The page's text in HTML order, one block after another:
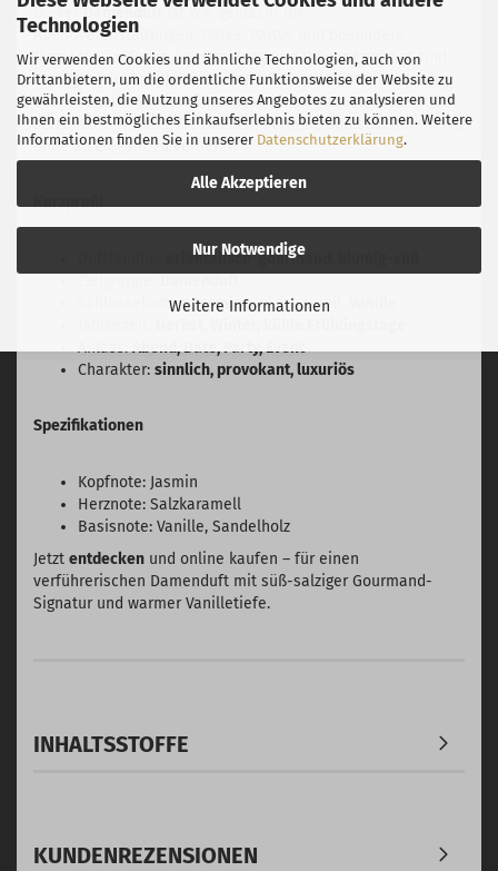
Technologien
Wir verwenden Cookies und ähnliche Technologien, auch von
Drittanbietern, um die ordentliche Funktionsweise der Website zu
gewährleisten, die Nutzung unseres Angebotes zu analysieren und
Ihnen ein bestmögliches Einkaufserlebnis bieten zu können. Weitere
Informationen finden Sie in unserer Datenschutzerklärung.
Alle Akzeptieren
Nur Notwendige
Weitere Informationen
DieserDamenduft ist wie gemacht für
Abendveranstaltungen, Dates, Partys und besondere
Momente, in denen Ausstrahlung und Präsenz gefragt sind.
Er trägt sich am schönsten in Herbst und Winter, kann aber
auch an kühleren Frühlingstagen einen glamourösen Akzent
setzen. Die Wirkung ist sinnlich, auffällig und selbstbewusst,
ohne an Eleganz zu verlieren.
orientalisch-gourmand, blumig-süß
Schlüsselnoten:Jasmin, Salzkaramell,
Anlass:Abend, Date, Party, Event
Charakter: sinnlich, provokant, luxuriös
Spezifikationen
Kopfnote: Jasmin
Herznote: Salzkaramell
Basisnote: Vanille, Sandelholz
Jetzt entdecken und online kaufen – für einen
verführerischen Damenduft mit süß-salziger Gourmand-
Signatur und warmer Vanilletiefe.
INHALTSSTOFFE
KUNDENREZENSIONEN